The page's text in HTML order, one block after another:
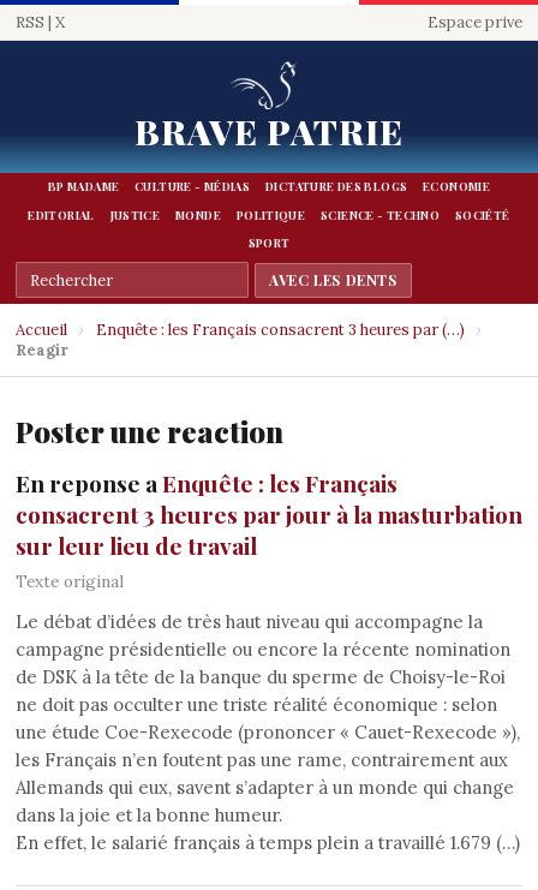
RSS | X Espace prive
BRAVE PATRIE
BP MADAME CULTURE - MÉDIAS DICTATURE DES BLOGS
ECONOMIE
EDITORIAL
JUSTICE MONDE POLITIQUE SCIENCE - TECHNO
SOCIÉTÉ
SPORT
Accueil › Enquête : les Français consacrent 3 heures par (…)
›
Reagir
Poster une reaction
En reponse aEnquête : les Français
consacrent 3 heures par jour à la masturbation
sur leur lieu de travail
Texte original
Le débat d’idées de très haut niveau qui accompagne la
campagne présidentielle ou encore la récente nomination
de DSK à la tête de la banque du sperme de Choisy-le-Roi
ne doit pas occulter une triste réalité économique : selon
une étude Coe-Rexecode (prononcer « Cauet-Rexecode »),
les Français n’en foutent pas une rame, contrairement aux
Allemands qui eux, savent s’adapter à un monde qui change
dans la joie et la bonne humeur.
En effet, le salarié français à temps plein a travaillé 1.679 (…)